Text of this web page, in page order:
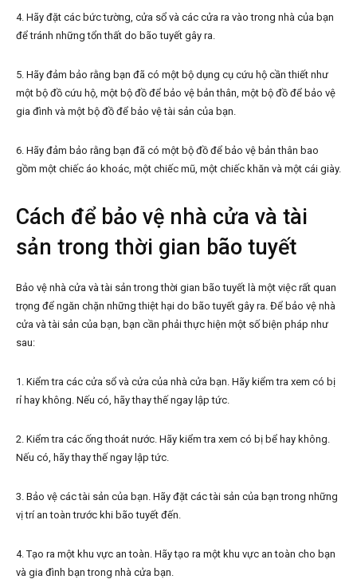
4. Hãy đặt các bức tường, cửa sổ và các cửa ra vào trong nhà của bạn
để tránh những tổn thất do bão tuyết gây ra.
5. Hãy đảm bảo rằng bạn đã có một bộ dụng cụ cứu hộ cần thiết như
một bộ đồ cứu hộ, một bộ đồ để bảo vệ bản thân, một bộ đồ để bảo vệ
gia đình và một bộ đồ để bảo vệ tài sản của bạn.
6. Hãy đảm bảo rằng bạn đã có một bộ đồ để bảo vệ bản thân bao
gồm một chiếc áo khoác, một chiếc mũ, một chiếc khăn và một cái giày.
Cách để bảo vệ nhà cửa và tài
sản trong thời gian bão tuyết
Bảo vệ nhà cửa và tài sản trong thời gian bão tuyết là một việc rất quan
trọng để ngăn chặn những thiệt hại do bão tuyết gây ra. Để bảo vệ nhà
cửa và tài sản của bạn, bạn cần phải thực hiện một số biện pháp như
sau:
1. Kiểm tra các cửa sổ và cửa của nhà cửa bạn. Hãy kiểm tra xem có bị
rỉ hay không. Nếu có, hãy thay thế ngay lập tức.
2. Kiểm tra các ống thoát nước. Hãy kiểm tra xem có bị bể hay không.
Nếu có, hãy thay thế ngay lập tức.
3. Bảo vệ các tài sản của bạn. Hãy đặt các tài sản của bạn trong những
vị trí an toàn trước khi bão tuyết đến.
4. Tạo ra một khu vực an toàn. Hãy tạo ra một khu vực an toàn cho bạn
và gia đình bạn trong nhà cửa bạn.